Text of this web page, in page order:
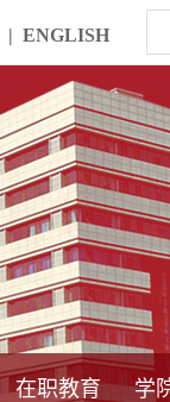
| ENGLISH
在职教育 学